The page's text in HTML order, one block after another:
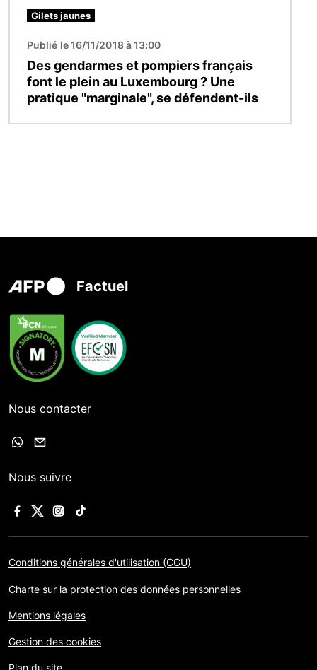
Gilets jaunes
Publié le 16/11/2018 à 13:00
Des gendarmes et pompiers français
font le plein au Luxembourg ? Une
pratique "marginale", se défendent-ils
Factuel
Nous contacter
Nous suivre
Conditions générales d'utilisation (CGU)
Charte sur la protection des données personnelles
Mentions légales
Gestion des cookies